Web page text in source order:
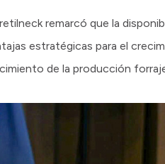
remarcó que la
estratégicas para el
de la producción